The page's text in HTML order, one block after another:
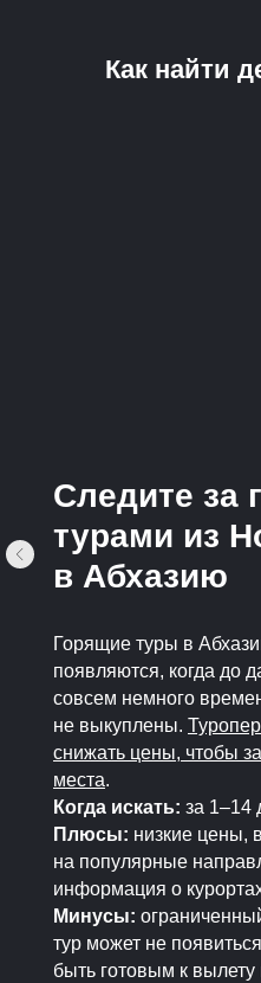
Как найти
Следите за
турами из
в Абхазию
Горящие туры в
появляются, когда до
совсем немного
не выкуплены.
снижать цены, чтобы
места.
Когда искать: за 1–14
Плюсы: низкие цены,
на популярные
информация о
Минусы:
тур может не
быть готовым к вылету